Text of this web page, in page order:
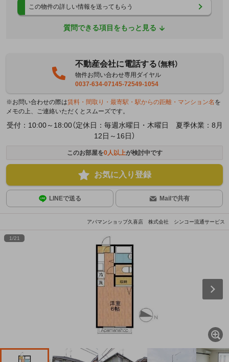
この物件の詳しい情報を送ってもらう
質問できる項目をもっと見る
不動産会社に電話する（無料）
物件お問い合わせ専用ダイヤル
0037-634-07145-72549-1054
※お問い合わせの際は賃料・間取り・最寄駅・駅からの距離・マンション名 を
メモの上、ご連絡いただくとスムーズです。
受付：10:00～18:00（定休日：毎週水曜日・木曜日 夏季休業：8月
12日～16日）
このお部屋を0人以上が検討中です
お気に入り登録
LINEで送る Mailで共有
アパマンショップ久喜店 株式会社 シンコー流通サービス
1/21